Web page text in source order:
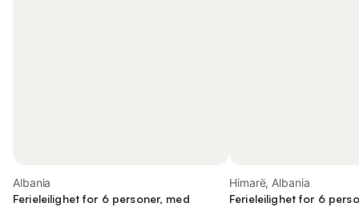
Albania
Ferieleilighet for 6 personer, med
Himarë, Albania
Ferieleilighet for 6